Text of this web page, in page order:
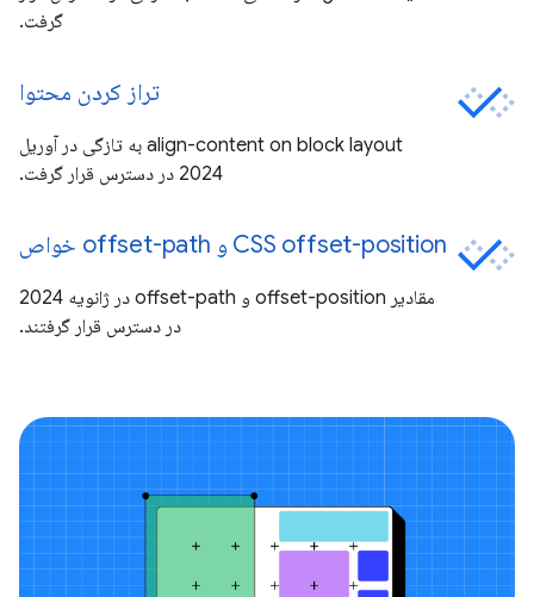
گرفت.
تراز کردن محتوا
align-content on block layout به تازگی در آوریل
2024 در دسترس قرار گرفت.
CSS offset-position و offset-path خواص
مقادیر offset-position و offset-path در ژانویه 2024
در دسترس قرار گرفتند.